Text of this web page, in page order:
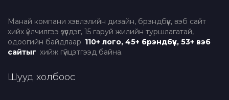
Манай компани хэвлэлийн дизайн, брэндбүүк, вэб сайт
хийх үйлчилгээ үзүүлдэг, 15 гаруй жилийн туршлагатай,
одоогийн байдлаар 110+ лого, 45+ брэндбүүк, 53+ вэб
сайтыг хийж гүйцэтгээд байна.
Шууд холбоос